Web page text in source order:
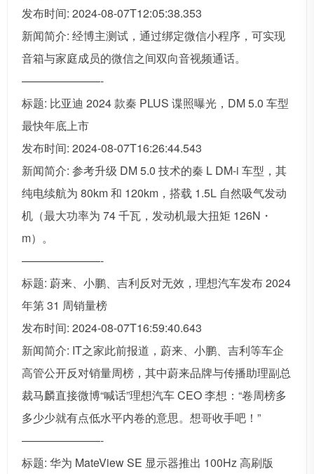
发布时间: 2024-08-07T12:05:38.353
新闻简介: 经博主测试，通过绑定微信小程序，可实现
音箱与家庭成员的微信之间双向音视频通话。
———————-
标题: 比亚迪 2024 款秦 PLUS 谍照曝光，DM 5.0 车型
最快年底上市
发布时间: 2024-08-07T16:26:44.543
新闻简介: 参考升级 DM 5.0 技术的秦 L DM-i 车型，其
纯电续航为 80km 和 120km，搭载 1.5L 自然吸气发动
机（最大功率为 74 千瓦，发动机最大扭矩 126N・
m）。
———————-
标题: 蔚来、小鹏、吉利反对无效，理想汽车发布 2024
年第 31 周销量榜
发布时间: 2024-08-07T16:59:40.643
新闻简介: IT之家此前报道，蔚来、小鹏、吉利等车企
高管公开反对销量周榜，其中蔚来品牌与传播助理副总
裁马麟直接微博“喊话”理想汽车 CEO 李想：“卷周榜多
多少少就有点低水平内卷的意思。想哥收手吧！”
———————-
标题: 华为 MateView SE 显示器推出 100Hz 高刷版